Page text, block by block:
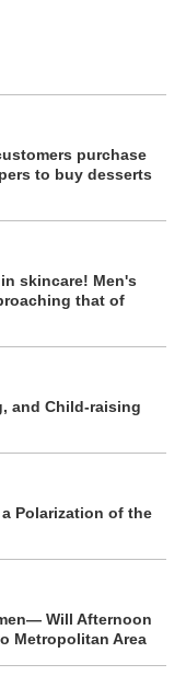
purchase
to buy desserts
skincare! Men's
that of
and Child-raising
Polarization of the
Will Afternoon
Metropolitan Area